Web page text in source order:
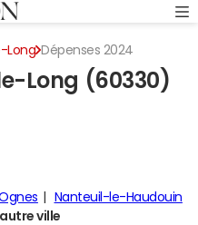
Long Dépenses 2024
Long (60330)
Nanteuil-le-Haudouin
ville